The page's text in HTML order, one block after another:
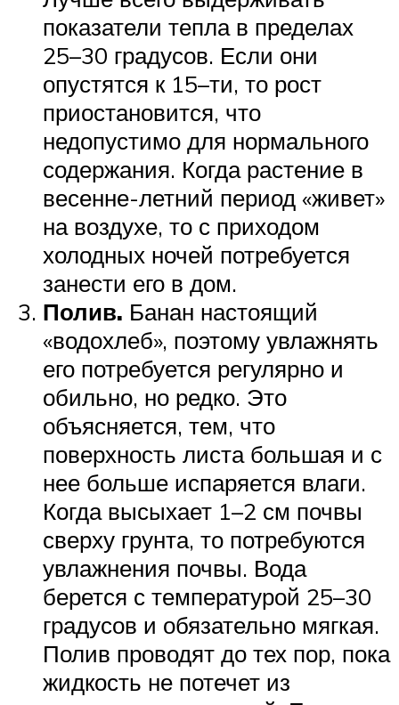
показатели тепла в пределах
25–30 градусов. Если они
опустятся к 15–ти, то рост
приостановится, что
недопустимо для нормального
содержания. Когда растение в
весенне-летний период «живет»
на воздухе, то с приходом
холодных ночей потребуется
занести его в дом.
Полив. Банан настоящий
«водохлеб», поэтому увлажнять
его потребуется регулярно и
обильно, но редко. Это
объясняется, тем, что
поверхность листа большая и с
нее больше испаряется влаги.
Когда высыхает 1–2 см почвы
сверху грунта, то потребуются
увлажнения почвы. Вода
берется с температурой 25–30
градусов и обязательно мягкая.
Полив проводят до тех пор, пока
жидкость не потечет из